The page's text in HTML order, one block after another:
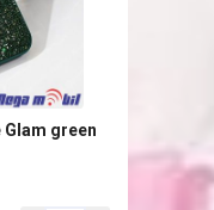
green
green